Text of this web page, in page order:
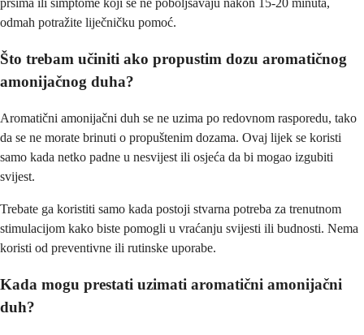
prsima ili simptome koji se ne poboljšavaju nakon 15-20 minuta,
odmah potražite liječničku pomoć.
Što trebam učiniti ako propustim dozu aromatičnog
amonijačnog duha?
Aromatični amonijačni duh se ne uzima po redovnom rasporedu, tako
da se ne morate brinuti o propuštenim dozama. Ovaj lijek se koristi
samo kada netko padne u nesvijest ili osjeća da bi mogao izgubiti
svijest.
Trebate ga koristiti samo kada postoji stvarna potreba za trenutnom
stimulacijom kako biste pomogli u vraćanju svijesti ili budnosti. Nema
koristi od preventivne ili rutinske uporabe.
Kada mogu prestati uzimati aromatični amonijačni
duh?